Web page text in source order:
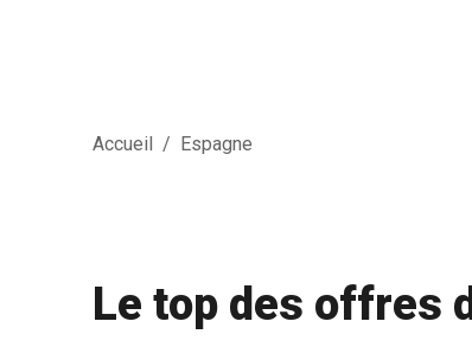
Accueil / Espagne
Le top des offres